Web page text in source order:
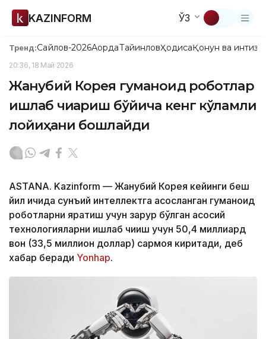
KAZINFORM ЎЗ
Тренд:Сайлов-2026АқордаТайинловҲодисаҚонун ва
20:36, 18 Май 2026
Жанубий Корея гуманоид роботлар
ишлаб чиқариш бўйича кенг кўламли
лойиҳани бошлайди
ASTANA. Kazinform — Жанубий Корея кейинги беш
йил ичида сунъий интеллектга асосланган гуманоид
роботларни яратиш учун зарур бўлган асосий
технологияларни ишлаб чиқиш учун 50,4 миллиард
вон (33,5 миллион доллар) сармоя киритади, деб
хабар беради Yonhap.